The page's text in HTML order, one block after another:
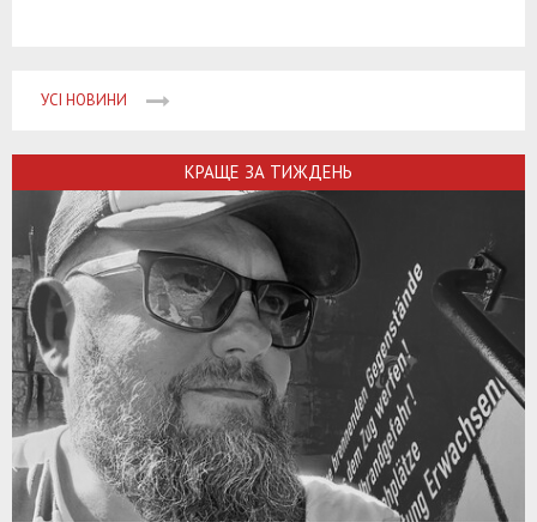
УСІ НОВИНИ
КРАЩЕ ЗА ТИЖДЕНЬ